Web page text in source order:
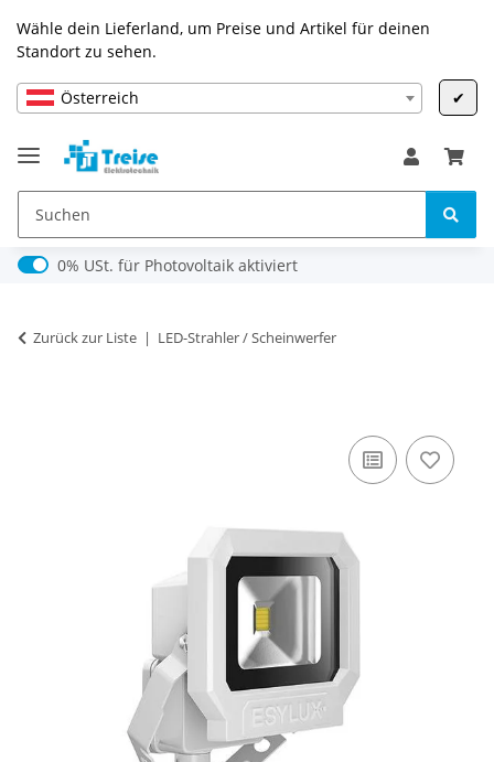
Wähle dein Lieferland, um Preise und Artikel für deinen
Standort zu sehen.
Österreich ✔
0% USt. für Photovoltaik (§ 12 Abs. 3 UStG)
0% USt. für Photovoltaik aktiviert
Zurück zur Liste LED-Strahler / Scheinwerfer